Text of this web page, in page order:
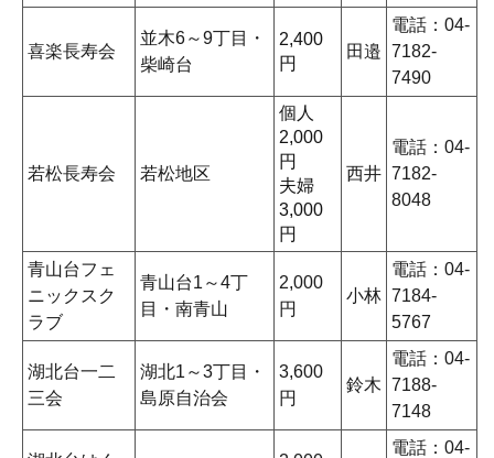
喜楽長寿会
並木6～9丁目・
柴崎台
2,400
円
田邉
電話：04-
7182-
7490
若松長寿会 若松地区
個人
2,000
円
夫婦
3,000
円
西井
電話：04-
7182-
8048
青山台フェ
ニックスク
ラブ
青山台1～4丁
目・南青山
2,000
円
小林
電話：04-
7184-
5767
湖北台一二
三会
湖北1～3丁目・
島原自治会
3,600
円
鈴木
電話：04-
7188-
7148
電話：04-